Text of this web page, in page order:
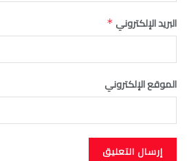
البريد الإلكتروني *
الموقع الإلكتروني